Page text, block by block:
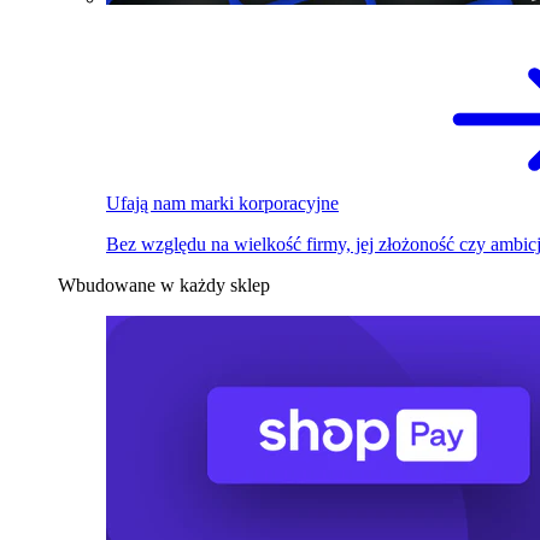
Ufają nam marki korporacyjne
Bez względu na wielkość firmy, jej złożoność czy
Wbudowane w każdy sklep